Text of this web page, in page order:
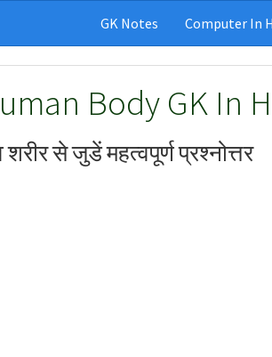
GK Notes Computer In
Body GK In
शरीर से जुडें महत्वपूर्ण प्रश्नोत्तर